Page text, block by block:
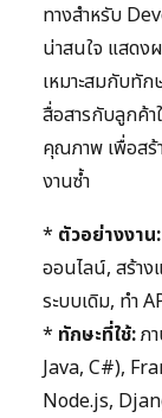
ทางสำหรับ
น่าสนใจ แสดง
เหมาะสมกับทั
สื่อสารกับลูกค้า
คุณภาพ เพื่อสร้
งานซ้ำ
* ตัวอย่างงาน:
ออนไลน์, สร้า
ระบบเดิม, ทำ
* ทักษะที่ใช้:ภ
Java, C#),
Node.js,